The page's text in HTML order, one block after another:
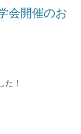
会開催のお
た！